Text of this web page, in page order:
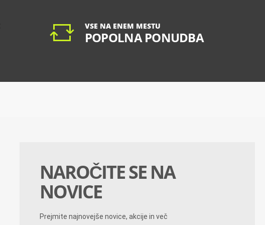
VSE NA ENEM MESTU
POPOLNA PONUDBA
NAROČITE SE NA
NOVICE
Prejmite najnovejše novice, akcije in več